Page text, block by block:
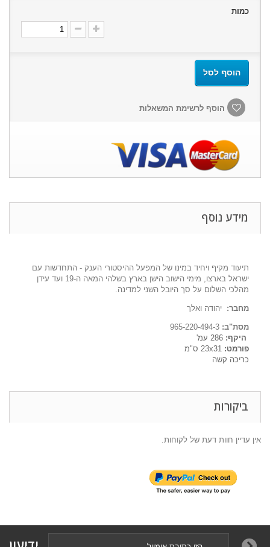
כמות
הוסף לסל
הוסף לרשימת המשאלות
מידע נוסף
תיעוד מקיף ויחיד במינו של המפעל ההיסטורי הענק - התחדשות עם
ישראל בארצו, מימי הישוב הישן בארץ בשלהי המאה ה-19 ועד עידן
מהלכי השלום על סך היובל השני למדינה.
מחבר: יהודה ואלך
מסת"ב:
היקף:
פורמט:
כריכה קשה
ביקורות
אין עדיין חוות דעת של לקוחות.